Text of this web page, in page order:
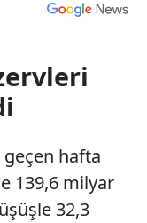
geçen hafta
139,6 milyar
32,3